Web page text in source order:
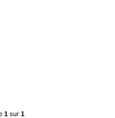
1sur 1